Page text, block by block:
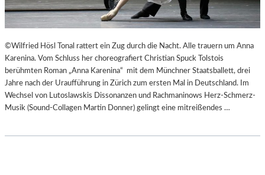
©Wilfried Hösl Tonal rattert ein Zug durch die Nacht. Alle trauern um Anna
Karenina. Vom Schluss her choreografiert Christian Spuck Tolstois
berühmten Roman „Anna Karenina“ mit dem Münchner Staatsballett, drei
Jahre nach der Uraufführung in Zürich zum ersten Mal in Deutschland. Im
Wechsel von Lutoslawskis Dissonanzen und Rachmaninows Herz-Schmerz-
Musik (Sound-Collagen Martin Donner) gelingt eine mitreißendes …